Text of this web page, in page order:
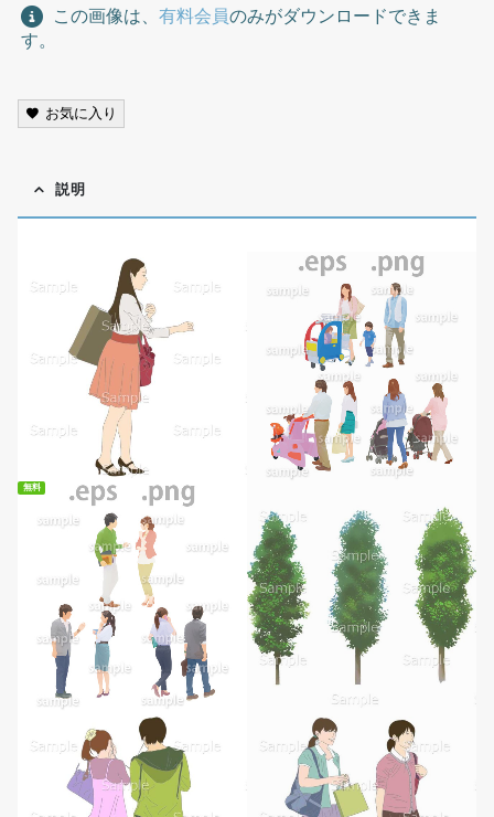
この画像は、 有料会員のみがダウンロードできま
す。
お気に入り
説明
無料
無料ダウンロード